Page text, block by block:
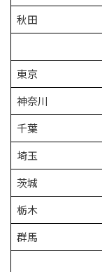
秋田
東京
神奈川
千葉
埼玉
茨城
栃木
群馬